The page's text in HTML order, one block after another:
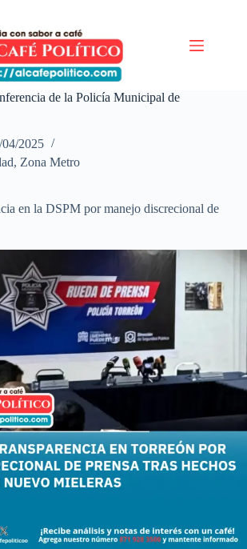
de la Policía Municipal de
04/2025
, Zona Metro
en la DSPM por manejo discrecional de